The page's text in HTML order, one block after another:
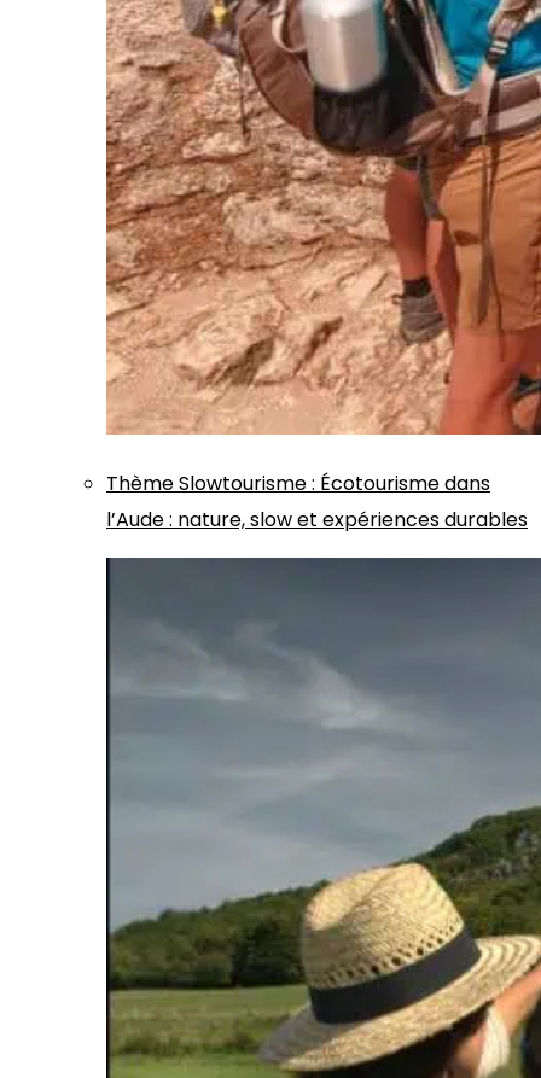
ThèmeSlowtourisme: Écotourisme dans
l’Aude : nature, slow et expériences durables